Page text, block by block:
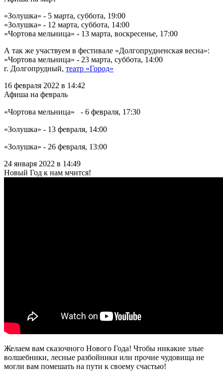
«Золушка» - 5 марта, суббота, 19:00
«Золушка» - 12 марта, суббота, 14:00
«Чортова мельница» - 13 марта, воскресенье, 17:00
А так же участвуем в фестивале «Долгопрудненская весна»:
«Чортова мельница» - 23 марта, суббота, 14:00
г. Долгопрудный, театр «Город»
16 февраля 2022 в 14:42
Афиша на февраль
«Чортова мельница»⠀- 6 февраля, 17:30⠀
«Золушка» - 13 февраля, 14:00⠀
«Золушка» - 26 февраля, 13:00⠀
24 января 2022 в 14:49
Новый Год к нам мчится!
Желаем вам сказочного Нового Года! Чтобы никакие злые
волшебники, лесные разбойники или прочие чудовища не
могли вам помешать на пути к своему счастью!